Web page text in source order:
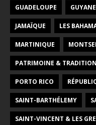
GUADELOUPE GUYANE
JAMAÏQUE LES
MARTINIQUE
PATRIMOINE & TRADITION
PORTO RICO
SAINT-BARTHÉLEMY
SAINT-VINCENT & LES